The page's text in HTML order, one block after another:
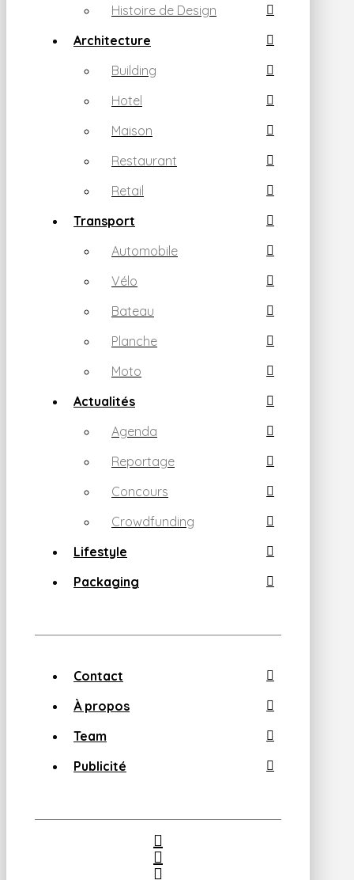
Histoire de Design
Architecture
Building
Hotel
Maison
Restaurant
Retail
Transport
Automobile
Vélo
Bateau
Planche
Moto
Actualités
Agenda
Reportage
Concours
Crowdfunding
Lifestyle
Packaging
Contact
À propos
Team
Publicité